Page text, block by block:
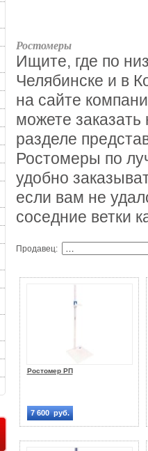
Ростомеры
Ищите, где по
Челябинске и в
на сайте
можете
разделе
Ростомеры по
удобно
если вам не
соседние ветки
Продавец:
Ростомер РП
7 600 руб.